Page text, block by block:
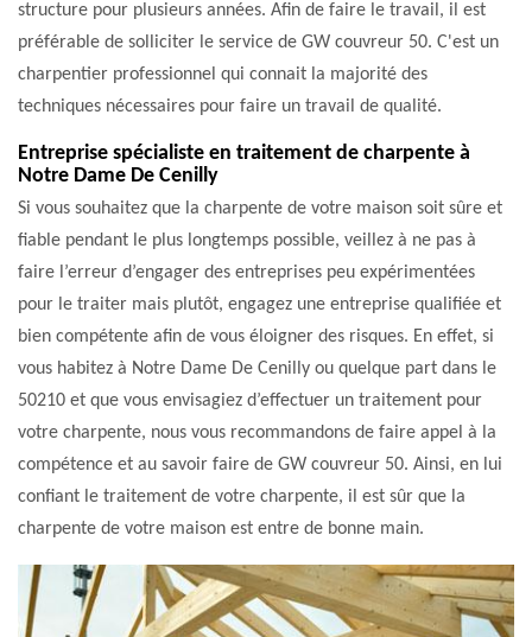
structure pour plusieurs années. Afin de faire le travail, il est
préférable de solliciter le service de GW couvreur 50. C'est un
charpentier professionnel qui connait la majorité des
techniques nécessaires pour faire un travail de qualité.
Entreprise spécialiste en traitement de charpente à
Notre Dame De Cenilly
Si vous souhaitez que la charpente de votre maison soit sûre et
fiable pendant le plus longtemps possible, veillez à ne pas à
faire l’erreur d’engager des entreprises peu expérimentées
pour le traiter mais plutôt, engagez une entreprise qualifiée et
bien compétente afin de vous éloigner des risques. En effet, si
vous habitez à Notre Dame De Cenilly ou quelque part dans le
50210 et que vous envisagiez d’effectuer un traitement pour
votre charpente, nous vous recommandons de faire appel à la
compétence et au savoir faire de GW couvreur 50. Ainsi, en lui
confiant le traitement de votre charpente, il est sûr que la
charpente de votre maison est entre de bonne main.